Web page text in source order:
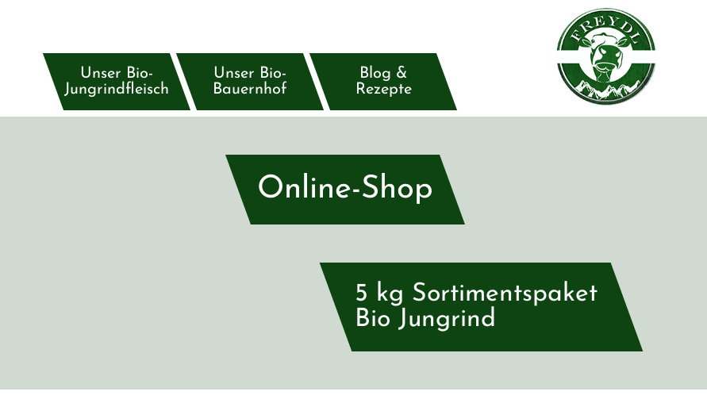
Unser Bio-
Jungrindfleisch
Unser Bio-
Bauernhof
Blog &
Rezepte
Online-Shop
5 kg Sortimentspaket
Bio Jungrind